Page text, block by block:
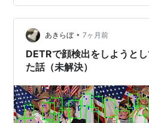
（from ChatGPT）
Excitation ResNeXt）は、
and-Excita…
あきらぼ • 7ヶ月前
DETRで顔検出をしようと
た話（未解決）